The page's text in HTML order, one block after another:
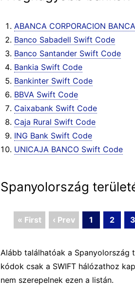
ABANCA CORPORACION
Banco Sabadell Swift Code
Banco Santander Swift Code
Bankia Swift Code
Bankinter Swift Code
BBVA Swift Code
Caixabank Swift Code
Caja Rural Swift Code
ING Bank Swift Code
UNICAJA BANCO Swift Code
Spanyolország
« First ‹ Prev 1 2 3
Alább találhatóak a Spanyolország
kódok csak a SWIFT hálózathoz
nem szerepelnek ezen a listán.